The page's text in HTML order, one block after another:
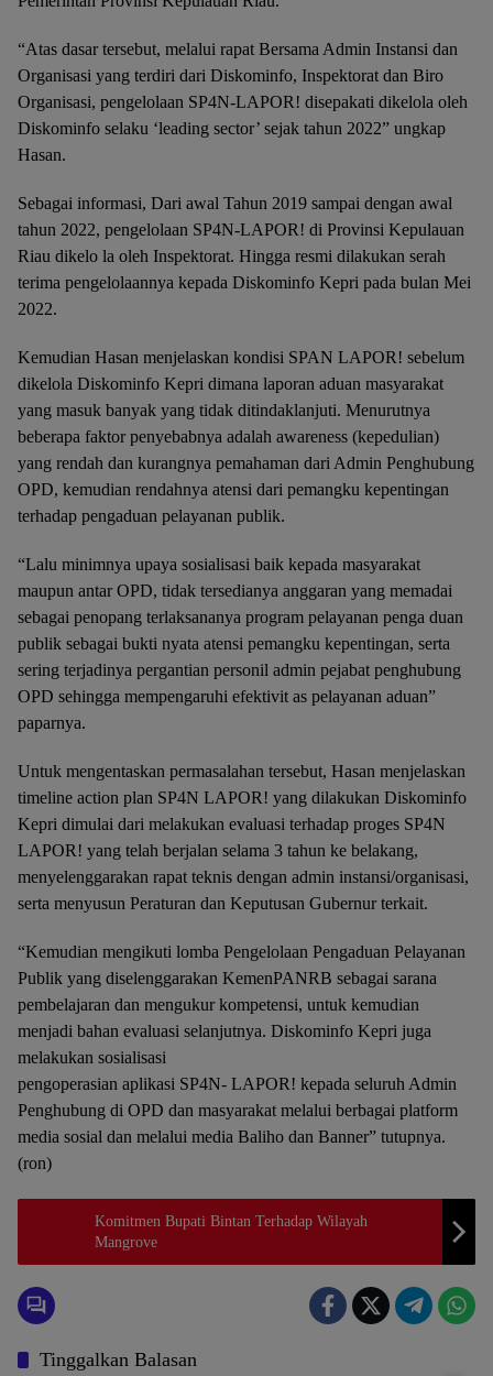
“Atas dasar tersebut, melalui rapat Bersama Admin Instansi dan
Organisasi yang terdiri dari Diskominfo, Inspektorat dan Biro
Organisasi, pengelolaan SP4N-LAPOR! disepakati dikelola oleh
Diskominfo selaku ‘leading sector’ sejak tahun 2022” ungkap
Hasan.
Sebagai informasi, Dari awal Tahun 2019 sampai dengan awal
tahun 2022, pengelolaan SP4N-LAPOR! di Provinsi Kepulauan
Riau dikelo la oleh Inspektorat. Hingga resmi dilakukan serah
terima pengelolaannya kepada Diskominfo Kepri pada bulan Mei
2022.
Kemudian Hasan menjelaskan kondisi SPAN LAPOR! sebelum
dikelola Diskominfo Kepri dimana laporan aduan masyarakat
yang masuk banyak yang tidak ditindaklanjuti. Menurutnya
beberapa faktor penyebabnya adalah awareness (kepedulian)
yang rendah dan kurangnya pemahaman dari Admin Penghubung
OPD, kemudian rendahnya atensi dari pemangku kepentingan
terhadap pengaduan pelayanan publik.
“Lalu minimnya upaya sosialisasi baik kepada masyarakat
maupun antar OPD, tidak tersedianya anggaran yang memadai
sebagai penopang terlaksananya program pelayanan penga duan
publik sebagai bukti nyata atensi pemangku kepentingan, serta
sering terjadinya pergantian personil admin pejabat penghubung
OPD sehingga mempengaruhi efektivit as pelayanan aduan”
paparnya.
Untuk mengentaskan permasalahan tersebut, Hasan menjelaskan
timeline action plan SP4N LAPOR! yang dilakukan Diskominfo
Kepri dimulai dari melakukan evaluasi terhadap proges SP4N
LAPOR! yang telah berjalan selama 3 tahun ke belakang,
menyelenggarakan rapat teknis dengan admin instansi/organisasi,
serta menyusun Peraturan dan Keputusan Gubernur terkait.
“Kemudian mengikuti lomba Pengelolaan Pengaduan Pelayanan
Publik yang diselenggarakan KemenPANRB sebagai sarana
pembelajaran dan mengukur kompetensi, untuk kemudian
menjadi bahan evaluasi selanjutnya. Diskominfo Kepri juga
melakukan sosialisasi
pengoperasian aplikasi SP4N- LAPOR! kepada seluruh Admin
Penghubung di OPD dan masyarakat melalui berbagai platform
media sosial dan melalui media Baliho dan Banner” tutupnya.
(ron)
Komitmen Bupati Bintan Terhadap Wilayah
Mangrove
Tinggalkan Balasan